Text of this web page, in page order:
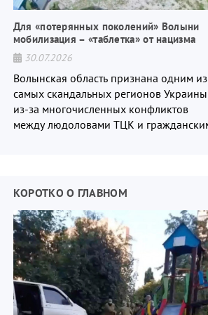
война
Для «потерянных поколений» Волыни
мобилизация – «таблетка» от нацизма
30.07.2026
Волынская область признана одним из
самых скандальных регионов Украины
из-за многочисленных конфликтов
между людоловами ТЦК и гражданским
КОРОТКО О ГЛАВНОМ